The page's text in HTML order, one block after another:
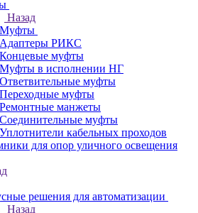
Назад
Муфты
Адаптеры РИКС
Концевые муфты
Муфты в исполнении НГ
Ответвительные муфты
Переходные муфты
Ремонтные манжеты
Соединительные муфты
Уплотнители кабельных проходов
для опор уличного освещения
решения для автоматизации
Назад